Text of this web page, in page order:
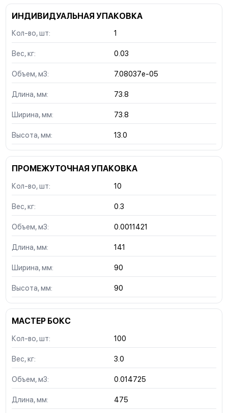
ИНДИВИДУАЛЬНАЯ УПАКОВКА
Кол-во, шт: 1
Вес, кг: 0.03
Объем, м3: 7.08037e-05
Длина, мм: 73.8
Ширина, мм: 73.8
Высота, мм: 13.0
ПРОМЕЖУТОЧНАЯ УПАКОВКА
Кол-во, шт: 10
Вес, кг: 0.3
Объем, м3: 0.0011421
Длина, мм: 141
Ширина, мм: 90
Высота, мм: 90
МАСТЕР БОКС
Кол-во, шт: 100
Вес, кг: 3.0
Объем, м3: 0.014725
Длина, мм: 475